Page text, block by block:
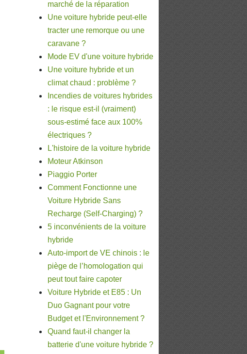
marché de la réparation
Une voiture hybride peut-elle
tracter une remorque ou une
caravane ?
Mode EV d'une voiture hybride
Une voiture hybride et un
climat chaud : problème ?
Incendies de voitures hybrides
: le risque est-il (vraiment)
sous-estimé face aux 100%
électriques ?
L'histoire de la voiture hybride
Moteur Atkinson
Piaggio Porter
Comment Fonctionne une
Voiture Hybride Sans
Recharge (Self-Charging) ?
5 inconvénients de la voiture
hybride
Auto-import de VE chinois : le
piège de l’homologation qui
peut tout faire capoter
Voiture Hybride et E85 : Un
Duo Gagnant pour votre
Budget et l'Environnement ?
Quand faut-il changer la
batterie d'une voiture hybride ?